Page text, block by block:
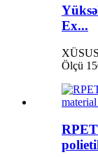
Ex...
Ölçü